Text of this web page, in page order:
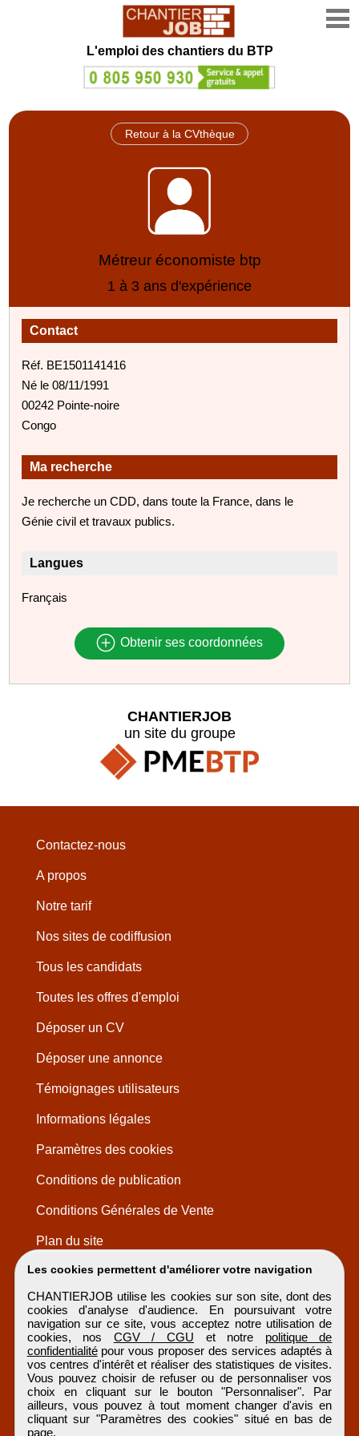
L'emploi des chantiers du BTP
Retour à la CVthèque
Métreur économiste btp
1 à 3 ans d'expérience
Contact
Réf. BE1501141416
Né le 08/11/1991
00242 Pointe-noire
Congo
Ma recherche
Je recherche un CDD, dans toute la France, dans le
Génie civil et travaux publics.
Langues
Français
Obtenir ses coordonnées
Les cookies permettent d'améliorer votre navigation
CHANTIERJOB utilise les cookies sur son site, dont des
cookies d'analyse d'audience. En poursuivant votre
navigation sur ce site, vous acceptez notre utilisation de
cookies, nos CGV / CGU et notre politique de
confidentialitépour vous proposer des services adaptés à
vos centres d'intérêt et réaliser des statistiques de visites.
Vous pouvez choisir de refuser ou de personnaliser vos
choix en cliquant sur le bouton "Personnaliser". Par
ailleurs, vous pouvez à tout moment changer d'avis en
cliquant sur "Paramètres des cookies" situé en bas de
page.
CHANTIERJOB
un site du groupe
Contactez-nous
A propos
Notre tarif
Nos sites de codiffusion
Tous les candidats
Toutes les offres d'emploi
Déposer un CV
Déposer une annonce
Témoignages utilisateurs
Informations légales
Paramètres des cookies
Conditions de publication
Conditions Générales de Vente
Plan du site